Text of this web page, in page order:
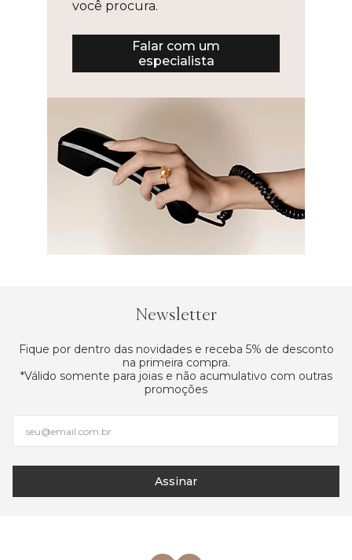
você procura.
Falar com um
especialista
Newsletter
Fique por dentro das novidades e receba 5% de desconto
na primeira compra.
*Válido somente para joias e não acumulativo com outras
promoções
Assinar